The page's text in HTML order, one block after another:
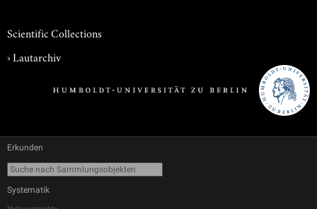
Scientific Collections
›Lautarchiv
Erkunden
Systematik